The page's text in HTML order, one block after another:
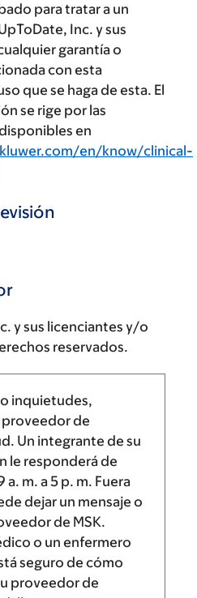
para tratar a un
Inc. y sus
garantía o
con esta
que se haga de esta. El
se rige por las
en
en/know/clinical-
y sus licenciantes y/o
reservados.
inquietudes,
de
Un integrante de su
le responderá de
a. m. a5 p. m. Fuera
dejar un mensaje o
de MSK.
o un enfermero
seguro de cómo
proveedor de